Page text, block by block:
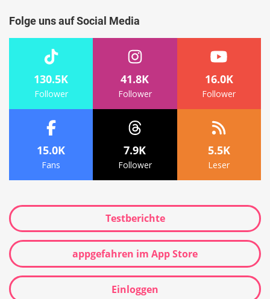
Folge uns auf Social Media
130.5K
Follower
41.8K
Follower
16.0K
Follower
15.0K
Fans
7.9K
Follower
5.5K
Leser
Testberichte
appgefahren im App Store
Einloggen